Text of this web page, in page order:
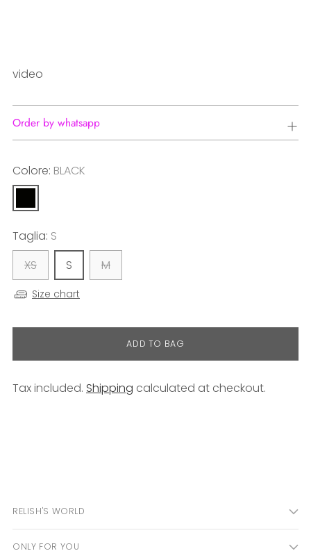
video
Order by whatsapp
Colore: BLACK
Taglia: S
XS
S M
Size chart
ADD TO BAG
Tax included. Shipping calculated at checkout.
RELISH'S WORLD
ONLY FOR YOU